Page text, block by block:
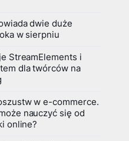
dwie duże
w sierpniu
StreamElements i
dla twórców na
w e-commerce.
nauczyć się od
online?